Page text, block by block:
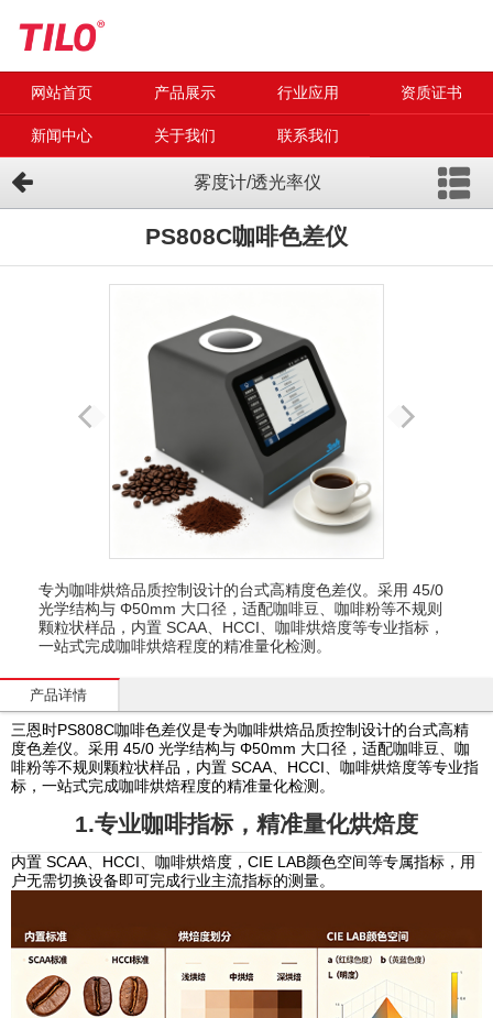
网站首页 产品展示 行业应用 资质证书
新闻中心 关于我们 联系我们
雾度计/透光率仪
PS808C咖啡色差仪
专为咖啡烘焙品质控制设计的台式高精度色差仪。采用 45/0
光学结构与 Φ50mm 大口径，适配咖啡豆、咖啡粉等不规则
颗粒状样品，内置 SCAA、HCCI、咖啡烘焙度等专业指标，
一站式完成咖啡烘焙程度的精准量化检测。
产品详情
三恩时PS808C咖啡色差仪是专为咖啡烘焙品质控制设计的台式高精
度色差仪。采用 45/0 光学结构与 Φ50mm 大口径，适配咖啡豆、咖
啡粉等不规则颗粒状样品，内置 SCAA、HCCI、咖啡烘焙度等专业指
标，一站式完成咖啡烘焙程度的精准量化检测。
1.专业咖啡指标，精准量化烘焙度
内置 SCAA、HCCI、咖啡烘焙度，CIE LAB颜色空间等专属指标，用
户无需切换设备即可完成行业主流指标的测量。